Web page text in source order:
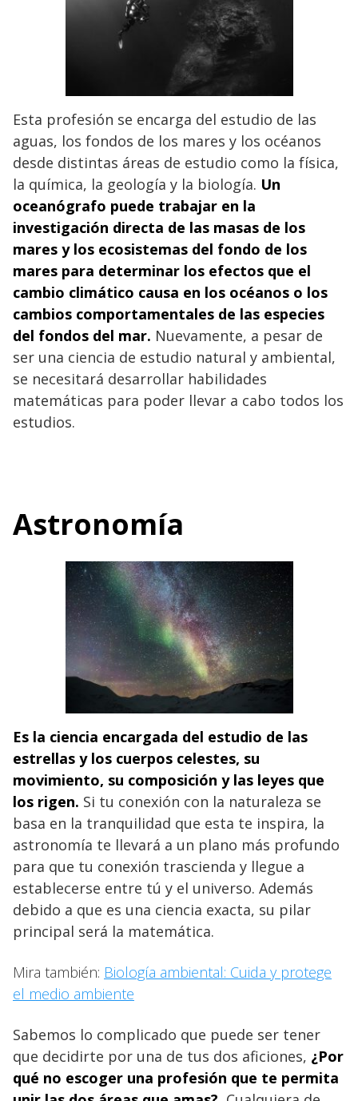
Esta profesión se encarga del estudio de las
aguas, los fondos de los mares y los océanos
desde distintas áreas de estudio como la física,
la química, la geología y la biología. Un
oceanógrafo puede trabajar en la
investigación directa de las masas de los
mares y los ecosistemas del fondo de los
mares para determinar los efectos que el
cambio climático causa en los océanos o los
cambios comportamentales de las especies
del fondos del mar. Nuevamente, a pesar de
ser una ciencia de estudio natural y ambiental,
se necesitará desarrollar habilidades
matemáticas para poder llevar a cabo todos los
estudios.
Astronomía
Es la ciencia encargada del estudio de las
estrellas y los cuerpos celestes, su
movimiento, su composición y las leyes que
los rigen. Si tu conexión con la naturaleza se
basa en la tranquilidad que esta te inspira, la
astronomía te llevará a un plano más profundo
para que tu conexión trascienda y llegue a
establecerse entre tú y el universo. Además
debido a que es una ciencia exacta, su pilar
principal será la matemática.
Mira también: Biología ambiental: Cuida y protege
el medio ambiente
Sabemos lo complicado que puede ser tener
que decidirte por una de tus dos aficiones, ¿Por
qué no escoger una profesión que te permita